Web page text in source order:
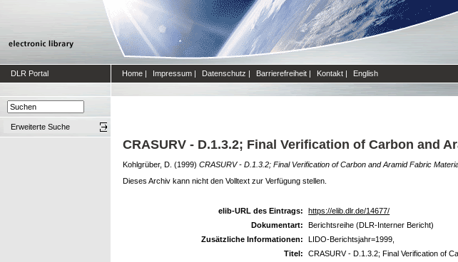
DLR Portal Home | Impressum | Datenschutz | Barrierefreiheit | Kontakt | English
Erweiterte Suche
CRASURV - D.1.3.2; Final Verification of Carbon and
Kohlgrüber, D. (1999) CRASURV - D.1.3.2; Final Verification of Carbon and Aramid Fabric
Dieses Archiv kann nicht den Volltext zur Verfügung stellen.
elib-URL des Eintrags:
https://elib.dlr.de/14677/
Dokumentart:
Berichtsreihe (DLR-Interner Bericht)
Zusätzliche Informationen:
LIDO-Berichtsjahr=1999,
Titel:
CRASURV - D.1.3.2; Final Verification of